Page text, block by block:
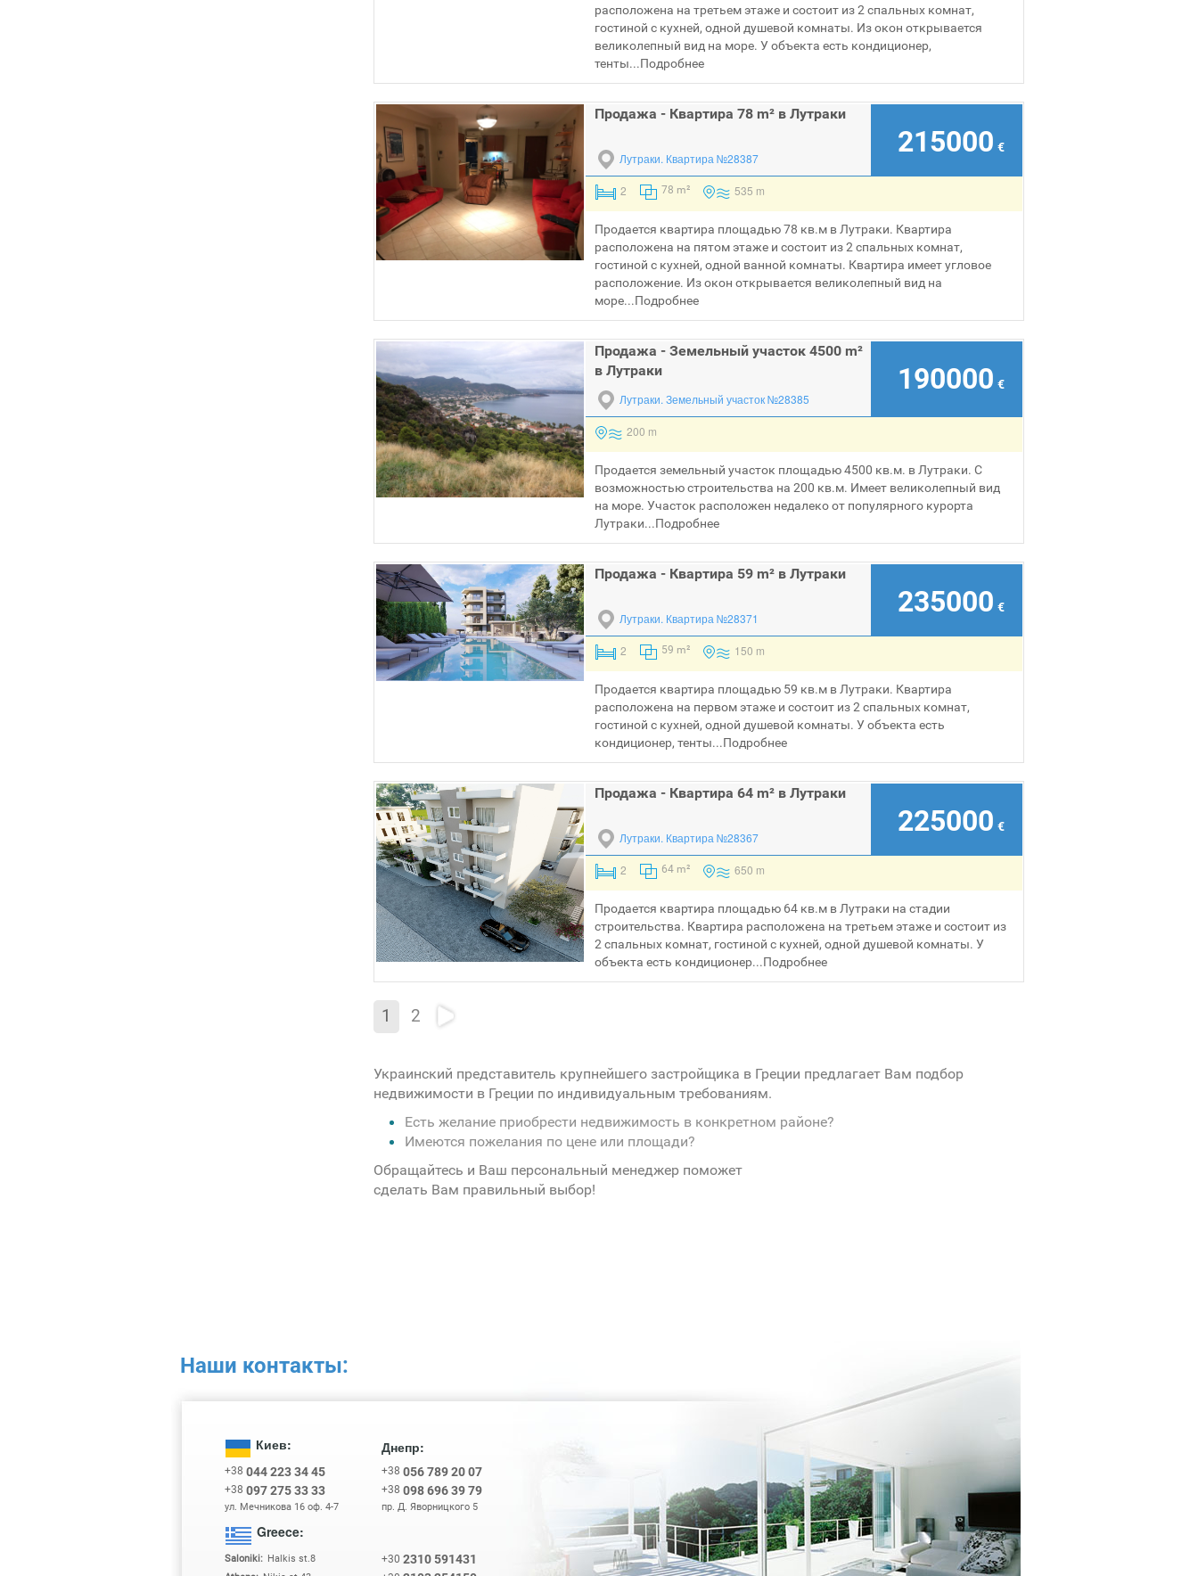
расположена на третьем этаже и состоит из 2 спальных комнат,
гостиной с кухней, одной душевой комнаты. Из окон открывается
великолепный вид на море. У объекта есть кондиционер,
тенты...Подробнее
Продажа - Квартира 78 m² в Лутраки
215000 €
Лутраки. Квартира №28387
2 78 m² 535 m
Продается квартира площадью 78 кв.м в Лутраки. Квартира
расположена на пятом этаже и состоит из 2 спальных комнат,
гостиной с кухней, одной ванной комнаты. Квартира имеет угловое
расположение. Из окон открывается великолепный вид на
море...Подробнее
Продажа - Земельный участок 4500 m²
в Лутраки
190000 €
Лутраки. Земельный участок №28385
200 m
Продается земельный участок площадью 4500 кв.м. в Лутраки. С
возможностью строительства на 200 кв.м. Имеет великолепный вид
на море. Участок расположен недалеко от популярного курорта
Лутраки...Подробнее
Продажа - Квартира 59 m² в Лутраки
235000 €
Лутраки. Квартира №28371
2 59 m² 150 m
Продается квартира площадью 59 кв.м в Лутраки. Квартира
расположена на первом этаже и состоит из 2 спальных комнат,
гостиной с кухней, одной душевой комнаты. У объекта есть
кондиционер, тенты...Подробнее
Продажа - Квартира 64 m² в Лутраки
225000 €
Лутраки. Квартира №28367
2 64 m² 650 m
Продается квартира площадью 64 кв.м в Лутраки на стадии
строительства. Квартира расположена на третьем этаже и состоит из
2 спальных комнат, гостиной с кухней, одной душевой комнаты. У
объекта есть кондиционер...Подробнее
1 2
Украинский представитель крупнейшего застройщика в Греции предлагает Вам подбор
недвижимости в Греции по индивидуальным требованиям.
Есть желание приобрести недвижимость в конкретном районе?
Имеются пожелания по цене или площади?
Обращайтесь и Ваш персональный менеджер поможет
сделать Вам правильный выбор!
Наши контакты:
Киев: Днепр:
+38 044 223 34 45 +38 056 789 20 07
+38 097 275 33 33 +38 098 696 39 79
ул. Мечникова 16 оф. 4-7 пр. Д. Яворницкого 5
Greece:
Saloniki: Halkis st.8 +30 2310 591431